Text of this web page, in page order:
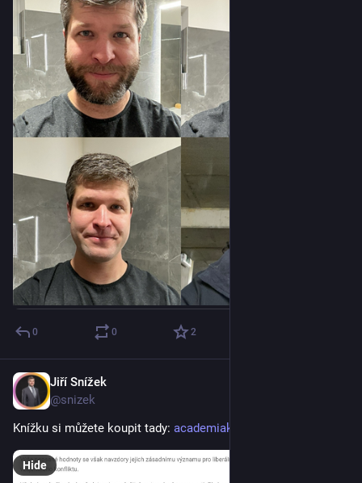
0 0 2
Jiří Snížek
@snizek
Knížku si můžete koupit tady: academiaknihy.cz/kniha/liberal
Hide